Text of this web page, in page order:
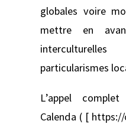
globales voire
mettre en
particularismes
L’appel
Calenda ( [